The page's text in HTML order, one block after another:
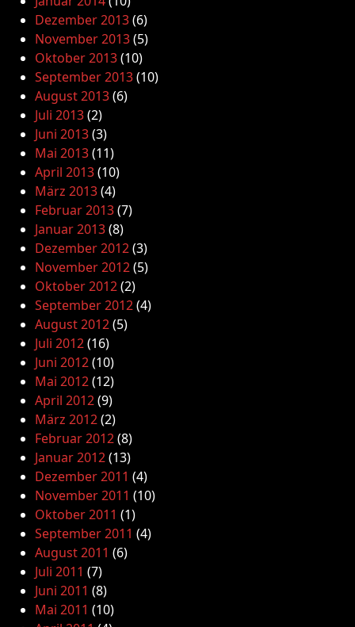
Dezember 2013(6)
November 2013(5)
Oktober 2013(10)
September 2013(10)
August 2013(6)
Juli 2013(2)
Juni 2013(3)
Mai 2013(11)
April 2013(10)
März 2013(4)
Februar 2013(7)
Januar 2013(8)
Dezember 2012(3)
November 2012(5)
Oktober 2012(2)
September 2012(4)
August 2012(5)
Juli 2012(16)
Juni 2012(10)
Mai 2012(12)
April 2012(9)
März 2012(2)
Februar 2012(8)
Januar 2012(13)
Dezember 2011 (4)
November 2011 (10)
Oktober 2011 (1)
September 2011 (4)
August 2011 (6)
Juli 2011 (7)
Juni 2011 (8)
Mai 2011 (10)